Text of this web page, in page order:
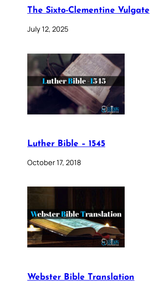
The Sixto-Clementine Vulgate
July 12, 2025
Luther Bible – 1545
October 17, 2018
Webster Bible Translation